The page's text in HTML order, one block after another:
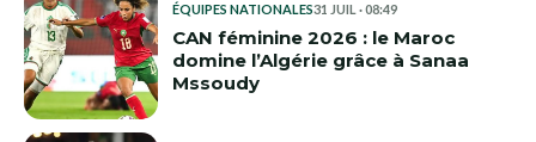
ÉQUIPES NATIONALES31 JUIL · 08:49
CAN féminine 2026 : le Maroc
domine l’Algérie grâce à Sanaa
Mssoudy